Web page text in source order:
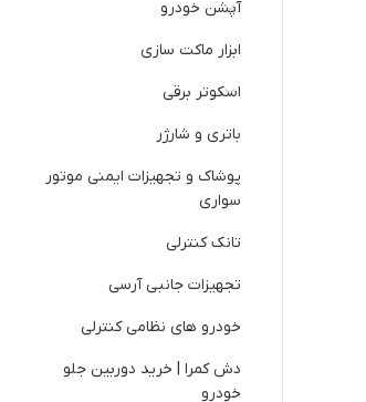
آپشن خودرو
ابزار ماکت سازی
اسکوتر برقی
باتری و شارژر
پوشاک و تجهیزات ایمنی موتور
سواری
تانک کنترلی
تجهیزات جانبی آرسی
خودرو های نظامی کنترلی
دش کمرا | خرید دوربین جلو
خودرو